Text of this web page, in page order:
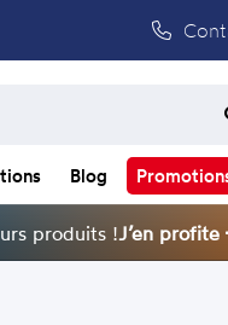
Blog
produits !J’en profite